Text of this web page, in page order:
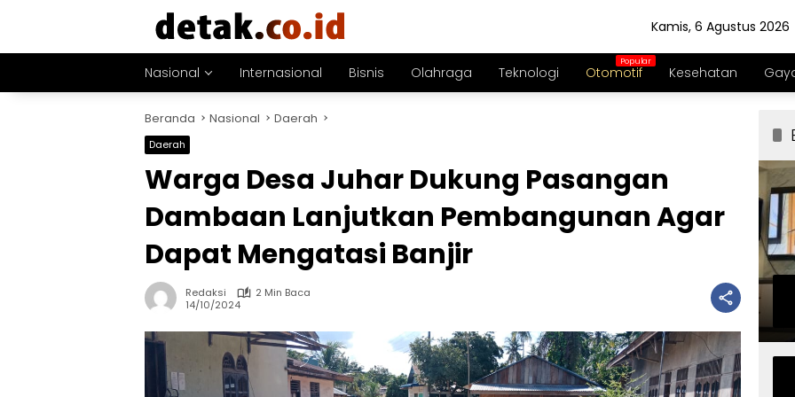
Kamis, 6 Agustus 2026
Nasional Internasional Bisnis Olahraga Teknologi Otomotif Kesehatan
Beranda Nasional Daerah
Daerah
Warga Desa Juhar Dukung Pasangan
Dambaan Lanjutkan Pembangunan Agar
Dapat Mengatasi Banjir
Redaksi
2 Min Baca
14/10/2024